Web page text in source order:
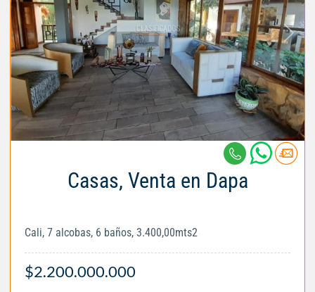
Casas, Venta en Dapa
Cali, 7 alcobas, 6 baños, 3.400,00mts2
$2.200.000.000